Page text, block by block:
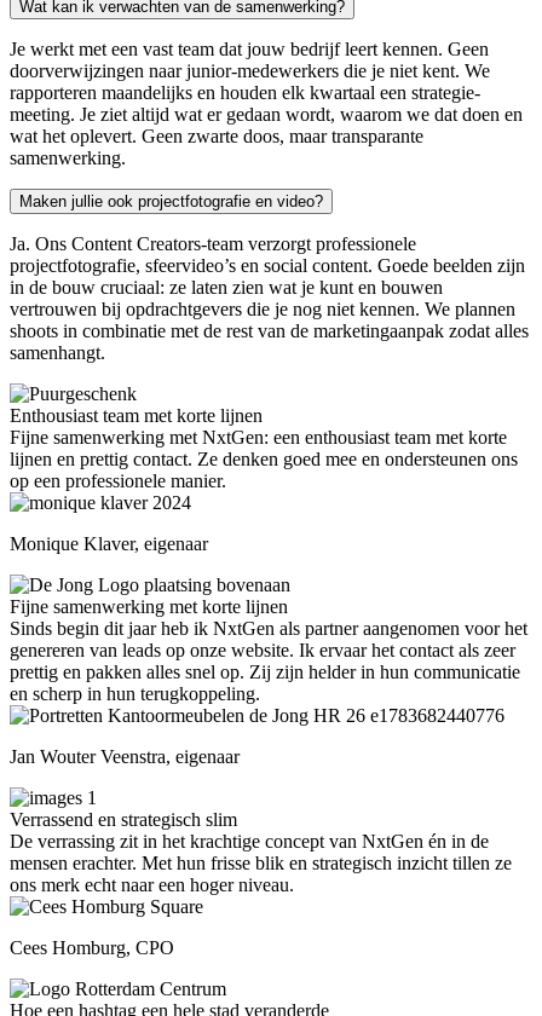
Wat kan ik verwachten van de samenwerking?
Je werkt met een vast team dat jouw bedrijf leert kennen. Geen
doorverwijzingen naar junior-medewerkers die je niet kent. We
rapporteren maandelijks en houden elk kwartaal een strategie-
meeting. Je ziet altijd wat er gedaan wordt, waarom we dat doen en
wat het oplevert. Geen zwarte doos, maar transparante
samenwerking.
Maken jullie ook projectfotografie en video?
Ja. Ons Content Creators-team verzorgt professionele
projectfotografie, sfeervideo’s en social content. Goede beelden zijn
in de bouw cruciaal: ze laten zien wat je kunt en bouwen
vertrouwen bij opdrachtgevers die je nog niet kennen. We plannen
shoots in combinatie met de rest van de marketingaanpak zodat alles
samenhangt.
Enthousiast team met korte lijnen
Fijne samenwerking met NxtGen: een enthousiast team met korte
lijnen en prettig contact. Ze denken goed mee en ondersteunen ons
op een professionele manier.
Monique Klaver, eigenaar
Fijne samenwerking met korte lijnen
Sinds begin dit jaar heb ik NxtGen als partner aangenomen voor het
genereren van leads op onze website. Ik ervaar het contact als zeer
prettig en pakken alles snel op. Zij zijn helder in hun communicatie
en scherp in hun terugkoppeling.
Jan Wouter Veenstra, eigenaar
Verrassend en strategisch slim
De verrassing zit in het krachtige concept van NxtGen én in de
mensen erachter. Met hun frisse blik en strategisch inzicht tillen ze
ons merk echt naar een hoger niveau.
Cees Homburg, CPO
Hoe een hashtag een hele stad veranderde